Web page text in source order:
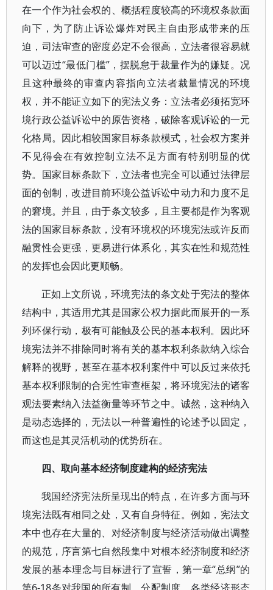
在一个作为社会权的、概括程度较高的环境权条款面
向下，为了防止诉讼爆炸对民主自由形成带来的压
迫，司法审查的密度必定不会很高，立法者很容易就
可以迈过“最低门槛”，摆脱怠于裁量作为的嫌疑。况
且这种最终的审查内容指向立法者裁量情况的环境
权，并不能证立如下的宪法义务：立法者必须拓宽环
境行政公益诉讼中的原告资格，破除客观诉讼的一元
化格局。因此相较国家目标条款模式，社会权方案并
不见得会在有效控制立法不足方面有特别明显的优
势。国家目标条款下，立法者也完全可以通过法律层
面的创制，改进目前环境公益诉讼中动力和力度不足
的窘境。并且，由于条文较多，且主要都是作为客观
法的国家目标条款，没有环境权的环境宪法或许反而
融贯性会更强，更易进行体系化，其实在性和规范性
的发挥也会因此更顺畅。
正如上文所说，环境宪法的条文处于宪法的整体
结构中，其适用尤其是国家公权力据此而展开的一系
列环保行动，极有可能触及公民的基本权利。因此环
境宪法并不排除同时将有关的基本权利条款纳入综合
解释的视野，甚至在基本权利案件中可以反过来依托
基本权利限制的合宪性审查框架，将环境宪法的诸客
观法要素纳入法益衡量等环节之中。诚然，这种纳入
是动态选择的，无法以一种普遍性的论述予以固定，
而这也是其灵活机动的优势所在。
四、取向基本经济制度建构的经济宪法
我国经济宪法所呈现出的特点，在许多方面与环
境宪法既有相同之处，又有自身特征。例如，宪法文
本中也存在大量的、对经济制度与经济活动做出调整
的规范，序言第七自然段集中对根本经济制度和经济
发展的基本理念与目标进行了宣誓，第一章“总纲”的